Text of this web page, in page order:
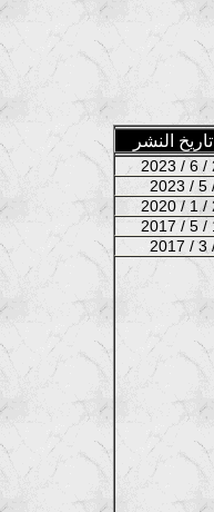
تاريخ النشر
2023 / 6 /
2023 / 5
2020 / 1 /
2017 / 5 /
2017 / 3